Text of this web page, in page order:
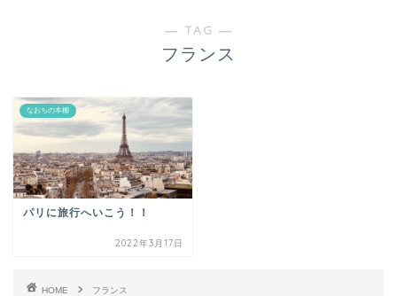
― TAG ―
フランス
なおちの本棚
パリに旅行へいこう！！
2022年3月17日
HOME フランス